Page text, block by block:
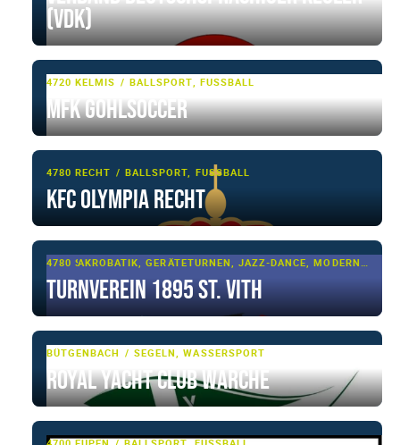
(VDK)
4720 KELMIS BALLSPORT, FUSSBALL
MFK Göhlsoccer
4780 RECHT BALLSPORT, FUSSBALL
KFC OLYMPIA RECHT
4780 ST. VITH
Turnverein 1895 St. Vith
BÜTGENBACH SEGELN, WASSERSPORT
Royal Yacht Club Warche